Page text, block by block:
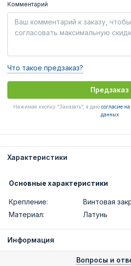
Комментарий
Что такое предзаказ?
Предзаказ
Нажимая кнопку "Заказать", я даю согласие
данных
Характеристики
Основные характеристики
Крепление:
Винтовая
Материал:
Латунь
Информация
Вопросы и